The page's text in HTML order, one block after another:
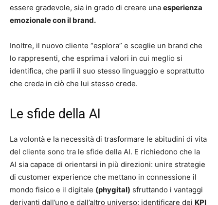
essere gradevole, sia in grado di creare una esperienza
emozionale con il brand.
Inoltre, il nuovo cliente “esplora” e sceglie un brand che
lo rappresenti, che esprima i valori in cui meglio si
identifica, che parli il suo stesso linguaggio e soprattutto
che creda in ciò che lui stesso crede.
Le sfide della AI
La volontà e la necessità di trasformare le abitudini di vita
del cliente sono tra le sfide della AI. E richiedono che la
AI sia capace di orientarsi in più direzioni: unire strategie
di customer experience che mettano in connessione il
mondo fisico e il digitale (phygital) sfruttando i vantaggi
derivanti dall’uno e dall’altro universo; identificare dei KPI